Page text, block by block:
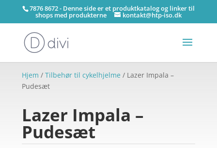
7876 8672 - Denne side er et produktkatalog og linker til
shops med produkterne kontakt@htp-iso.dk
Hjem / Tilbehør til cykelhjelme / Lazer Impala –
Pudesæt
Lazer Impala –
Pudesæt